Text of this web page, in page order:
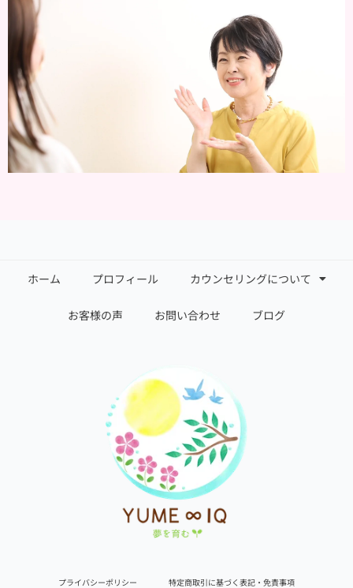
ホーム プロフィール カウンセリングについて
お客様の声 お問い合わせ ブログ
プライバシーポリシー 特定商取引に基づく表記・免責事項